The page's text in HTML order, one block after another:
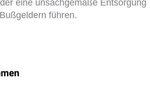
eine unsachgemäße Entsorgung
führen.